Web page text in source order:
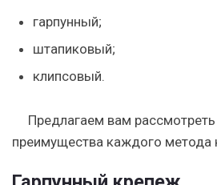
гарпунный;
штапиковый;
клипсовый.
Предлагаем вам
преимущества каждого метода